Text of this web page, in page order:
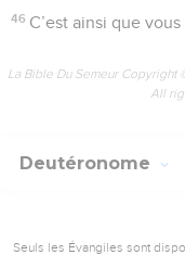
46 C’est ainsi que
La Bible Du Semeur Copyright
All
Deutéronome
Seuls les Évangiles sont